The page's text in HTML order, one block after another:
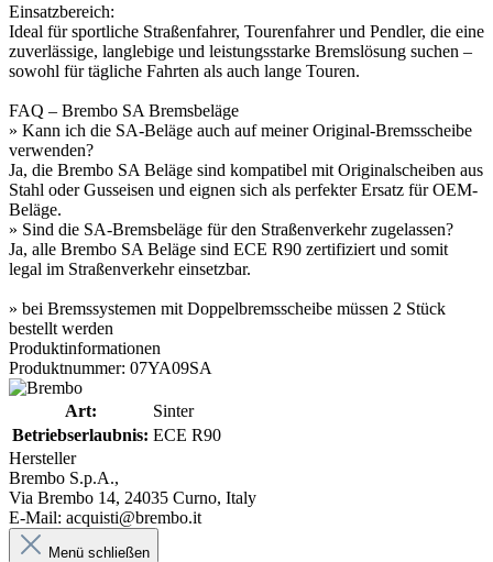
Einsatzbereich:
Ideal für sportliche Straßenfahrer, Tourenfahrer und Pendler, die eine
zuverlässige, langlebige und leistungsstarke Bremslösung suchen –
sowohl für tägliche Fahrten als auch lange Touren.
FAQ – Brembo SA Bremsbeläge
» Kann ich die SA-Beläge auch auf meiner Original-Bremsscheibe
verwenden?
Ja, die Brembo SA Beläge sind kompatibel mit Originalscheiben aus
Stahl oder Gusseisen und eignen sich als perfekter Ersatz für OEM-
Beläge.
» Sind die SA-Bremsbeläge für den Straßenverkehr zugelassen?
Ja, alle Brembo SA Beläge sind ECE R90 zertifiziert und somit
legal im Straßenverkehr einsetzbar.
» bei Bremssystemen mit Doppelbremsscheibe müssen 2 Stück
bestellt werden
Produktinformationen
Produktnummer: 07YA09SA
Art:
Sinter
Betriebserlaubnis: ECE R90
Hersteller
Brembo S.p.A.,
Via Brembo 14, 24035 Curno, Italy
E-Mail: acquisti@brembo.it
Menü schließen